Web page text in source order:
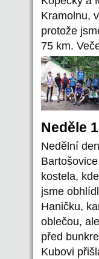
Kramolnu,
protože
75 km.
Neděle
Nedělní
kostela,
jsme
Haničku,
oblečou,
před
Kubovi